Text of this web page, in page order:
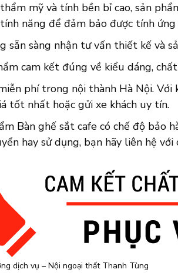
mỹ và tính bền bỉ cao, sản
năng để đảm bảo được tính
sẵn sàng nhận tư vấn thiết kế và
cam kết đúng về kiểu dáng,
phí trong nội thành Hà Nội.
tốt nhất hoặc gửi xe khách uy tín.
Bàn ghế sắt cafe có chế độ
hay sử dụng, bạn hãy liên hệ
dịch vụ – Nội ngoại thất Thanh Tùng